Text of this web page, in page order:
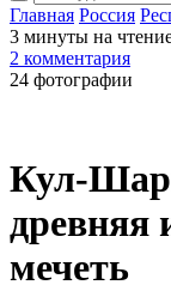
Главная Россия
3 минуты на
2 комментария
24 фотографии
Кул-
древняя
мечеть